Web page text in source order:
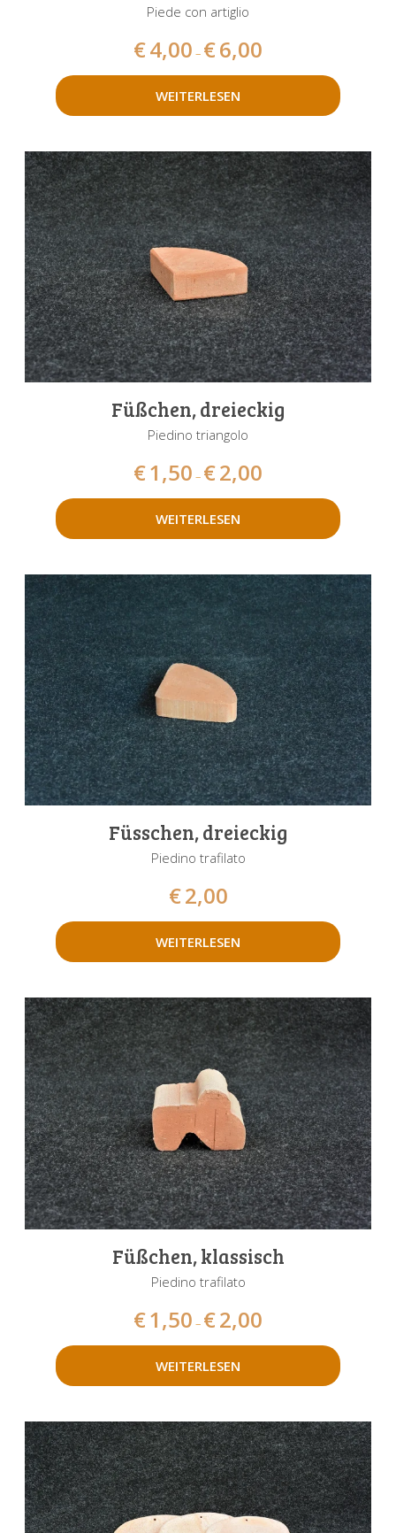
Piede con artiglio
€4,00 – €6,00
WEITERLESEN
Füßchen, dreieckig
Piedino triangolo
€1,50 – €2,00
WEITERLESEN
Füsschen, dreieckig
Piedino trafilato
€2,00
WEITERLESEN
Füßchen, klassisch
Piedino trafilato
€1,50 – €2,00
WEITERLESEN